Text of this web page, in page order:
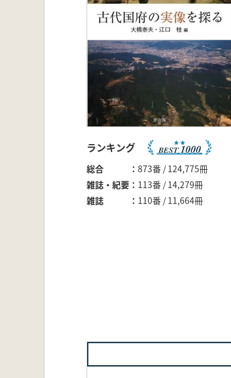
ランキング
総合
873番 / 124,775冊
雑誌・紀要
113番 / 14,279冊
雑誌
110番 / 11,664冊